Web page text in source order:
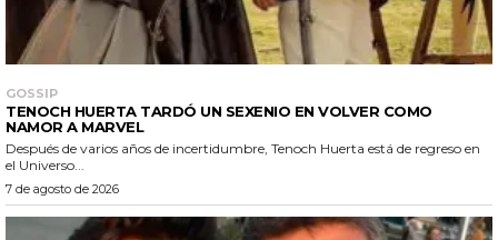
GOSSIP
TENOCH HUERTA TARDÓ UN SEXENIO EN VOLVER COMO
NAMOR A MARVEL
Después de varios años de incertidumbre, Tenoch Huerta está de regreso en
el Universo...
7 de agosto de 2026